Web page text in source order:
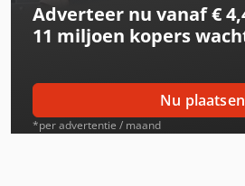
International 453
International 533
International 553
International 554
Adverteer nu vanaf €
11 miljoen kopers
Nu plaatsen
*per advertentie / maand